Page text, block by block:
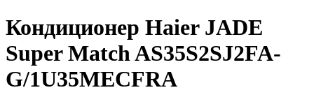
Кондиционер Haier JADE
Super Match AS35S2SJ2FA-
G/1U35MECFRA